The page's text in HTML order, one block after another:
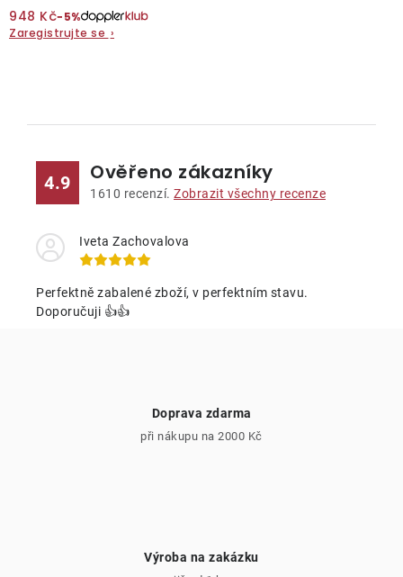
948 Kč−5%
Zaregistrujte se ›
4.9 Ověřeno zákazníky
1610 recenzí. Zobrazit všechny recenze
Iveta Zachovalova
Perfektně zabalené zboží, v perfektním stavu.
Doporučuji 👍👍
Doprava zdarma
při nákupu na 2000 Kč
Výroba na zakázku